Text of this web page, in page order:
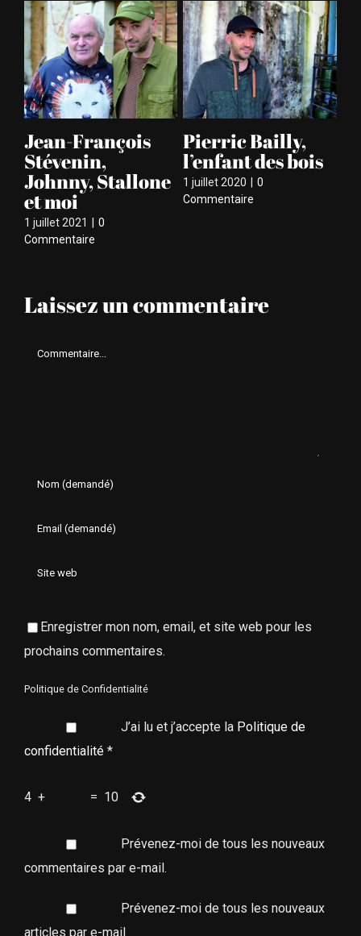
Jean-François
Stévenin,
Johnny, Stallone
et moi
1 juillet 2021
0
Commentaire
Pierric Bailly,
l’enfant des bois
1 juillet 2020
0
Commentaire
Laissez un commentaire
Comment
Enregistrer mon nom, email, et site web pour les
prochains commentaires.
Politique de Confidentialité
J’ai lu et j’accepte la Politique de
confidentialité *
4 + = 10
Prévenez-moi de tous les nouveaux
commentaires par e-mail.
Prévenez-moi de tous les nouveaux
articles par e-mail.